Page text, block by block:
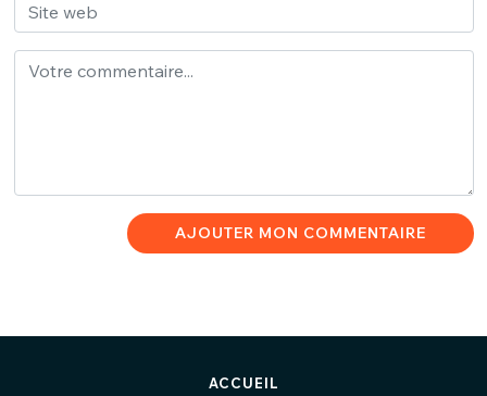
AJOUTER MON COMMENTAIRE
ACCUEIL